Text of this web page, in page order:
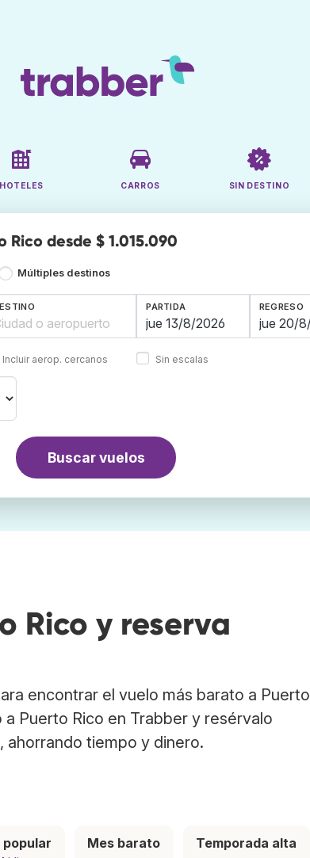
HOTELES CARROS SIN DESTINO
desde $ 1.015.090
Múltiples destinos
Incluir aerop. cercanos
PARTIDA REGRESO
Sin escalas
Buscar vuelos
Rico y reserva
encontrar el vuelo más barato a Puerto
Puerto Rico en Trabber y resérvalo
tiempo y dinero.
Mes barato
Temporada alta